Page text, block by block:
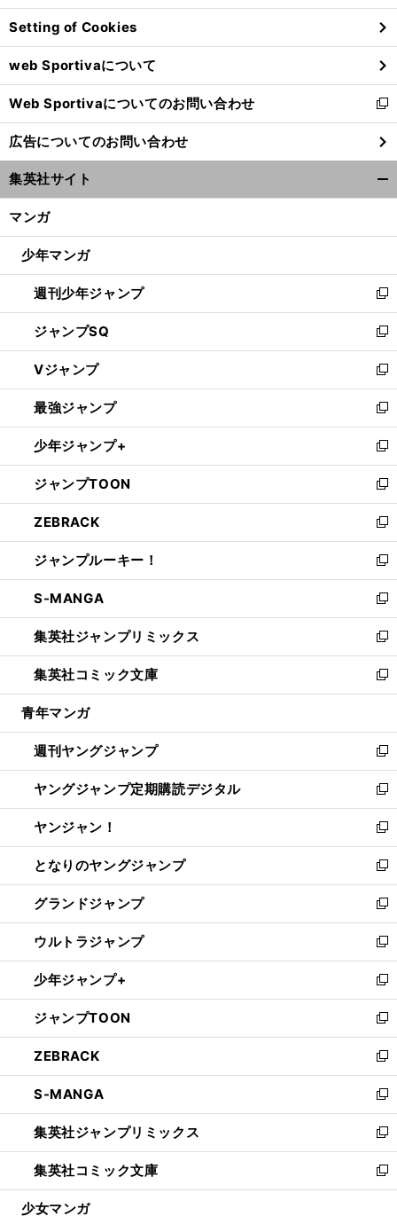
ン
ド
ウ
で
開
く
Setting of Cookies
web Sportivaについて
Web Sportivaについてのお問い合わせ
新
し
い
ウ
ィ
ン
ウ
開
く
広告についてのお問い合わせ
集英社サイト
マンガ
少年マンガ
週刊少年ジャンプ
新
し
い
ウ
ィ
ン
ド
ウ
で
開
く
ジャンプSQ
新
し
い
ウ
ィ
ン
ド
ウ
で
開
く
Vジャンプ
新
し
い
ウ
ィ
ン
ド
ウ
で
開
く
最強ジャンプ
新
し
い
ウ
ィ
ン
ド
ウ
で
開
く
少年ジャンプ+
新
し
い
ウ
ィ
ン
ド
ウ
で
開
く
ジャンプTOON
新
し
い
ウ
ィ
ン
ド
ウ
で
開
く
ZEBRACK
新
し
い
ウ
ィ
ン
ド
ウ
で
開
ジャンプルーキー！
新
し
い
ウ
ィ
ン
ド
ウ
開
く
S-MANGA
新
し
い
ウ
ィ
ン
ウ
で
開
く
集英社ジャンプリミックス
新
し
い
ウ
ン
ド
ウ
で
開
く
集英社コミック文庫
新
し
ウ
ィ
ン
ド
ウ
で
開
く
青年マンガ
週刊ヤングジャンプ
新
し
い
ウ
ィ
ン
ド
ウ
で
開
く
ヤングジャンプ定期購読デジタル
新
し
い
ウ
ィ
ン
ド
ウ
で
開
く
ヤンジャン！
新
し
い
ウ
ィ
ン
ド
ウ
で
開
く
となりのヤングジャンプ
新
し
い
ウ
ィ
ン
ド
ウ
で
開
く
グランドジャンプ
新
し
い
ウ
ィ
ン
ド
ウ
で
開
く
ウルトラジャンプ
新
し
い
ウ
ィ
ン
ド
ウ
で
開
く
少年ジャンプ+
新
し
い
ウ
ィ
ン
ド
ウ
で
開
く
ジャンプTOON
新
し
い
ウ
ィ
ン
ド
ウ
で
開
ZEBRACK
新
し
い
ウ
ィ
ン
ド
ウ
S-MANGA
新
し
い
ウ
ィ
ン
集英社ジャンプリミックス
新
し
い
ウ
集英社コミック文庫
新
し
少女マンガ